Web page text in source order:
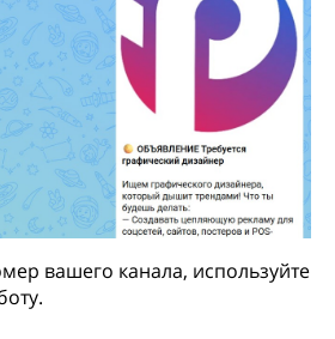
вашего канала, используйте